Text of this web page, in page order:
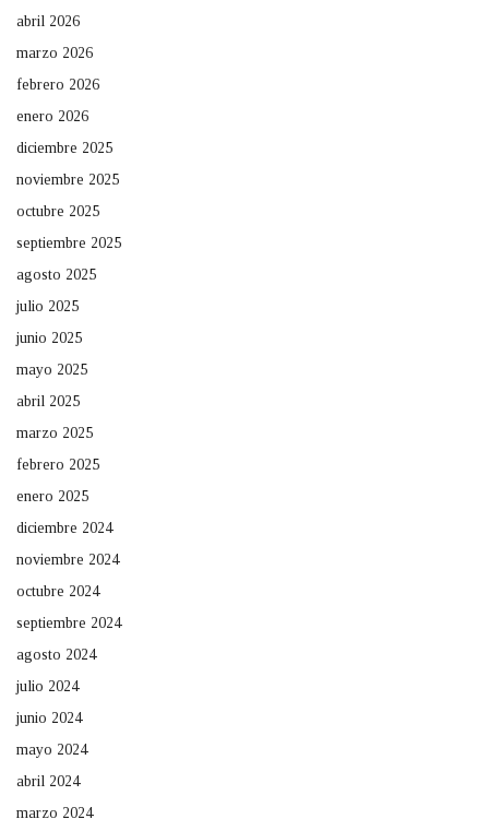
abril 2026
marzo 2026
febrero 2026
enero 2026
diciembre 2025
noviembre 2025
octubre 2025
septiembre 2025
agosto 2025
julio 2025
junio 2025
mayo 2025
abril 2025
marzo 2025
febrero 2025
enero 2025
diciembre 2024
noviembre 2024
octubre 2024
septiembre 2024
agosto 2024
julio 2024
junio 2024
mayo 2024
abril 2024
marzo 2024